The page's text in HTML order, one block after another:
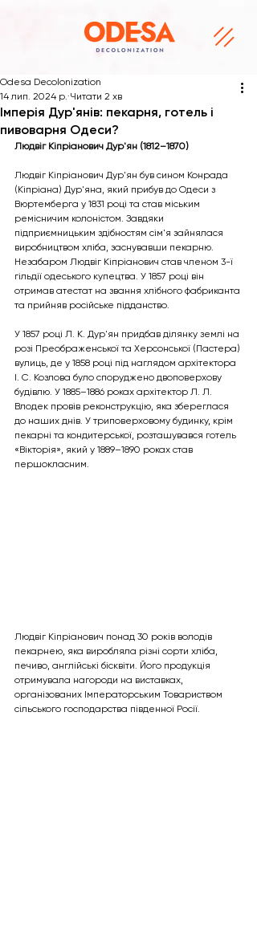
Імперія Дур'янів: пекарня, готель і
пивоварня Одеси?
Odesa Decolonization
14 лип. 2024 р. Читати 2 хв
Людвіг Кіпріанович Дур'ян (1812–1870)
Людвіг Кіпріанович Дур'ян був сином Конрада
(Кіпріана) Дур'яна, який прибув до Одеси з
Вюртемберга у 1831 році та став міським
ремісничим колоністом. Завдяки
підприємницьким здібностям сім'я зайнялася
виробництвом хліба, заснувавши пекарню.
Незабаром Людвіг Кіпріанович став членом 3-ї
гільдії одеського купецтва. У 1857 році він
отримав атестат на звання хлібного фабриканта
та прийняв російське підданство.
У 1857 році Л. К. Дур'ян придбав ділянку землі на
розі Преображенської та Херсонської (Пастера)
вулиць, де у 1858 році під наглядом архітектора
І. С. Козлова було споруджено двоповерхову
будівлю. У 1885–1886 роках архітектор Л. Л.
Влодек провів реконструкцію, яка збереглася
до наших днів. У триповерховому будинку, крім
пекарні та кондитерської, розташувався готель
«Вікторія», який у 1889–1890 роках став
першокласним.
Людвіг Кіпріанович понад 30 років володів
пекарнею, яка виробляла різні сорти хліба,
печиво, англійські бісквіти. Його продукція
отримувала нагороди на виставках,
організованих Імператорським Товариством
сільського господарства південної Росії.